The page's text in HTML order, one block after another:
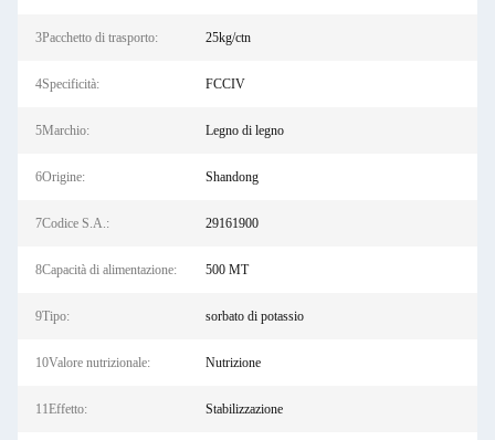
3Pacchetto di trasporto: 25kg/ctn
4Specificità: FCCIV
5Marchio: Legno di legno
6Origine: Shandong
7Codice S.A.: 29161900
8Capacità di alimentazione: 500 MT
9Tipo: sorbato di potassio
10Valore nutrizionale: Nutrizione
11Effetto: Stabilizzazione